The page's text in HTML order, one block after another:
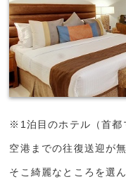
※1泊目のホテル（首都
空港までの往復送迎が
そこ綺麗なところを選